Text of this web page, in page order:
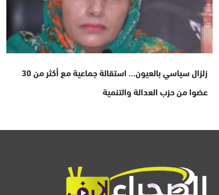
زلزال سياسي بالعيون… استقالة جماعية مع أكثر من 30
عضوا من حزب العدالة والتنمية